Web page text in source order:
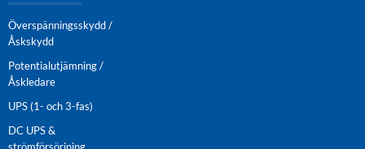
Överspänningsskydd /
Åskskydd
Potentialutjämning /
Åskledare
UPS (1- och 3-fas)
DC UPS &
strömförsörjning